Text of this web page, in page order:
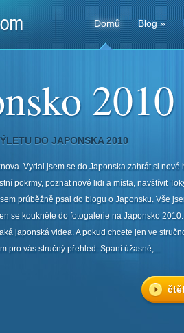
Domů Blog»
2010
DO JAPONSKA 2010
Vydal jsem se do Japonska zahrát si nové
pokrmy, poznat nové lidi a místa, navštívit
průběžně psal do blogu o Japonsku. Vše
se koukněte do fotogalerie na Japonsko
japonská videa. A pokud chcete jen ve
pro vás stručný přehled: Spaní úžasné,...